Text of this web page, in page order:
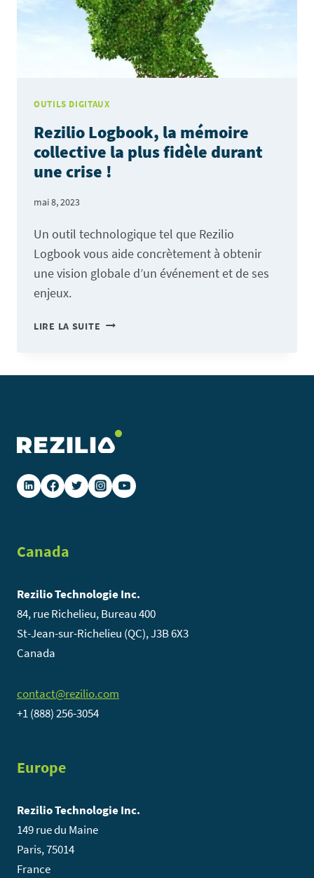
OUTILS DIGITAUX
Rezilio Logbook, la mémoire
collective la plus fidèle durant
une crise !
mai 8, 2023
Un outil technologique tel que Rezilio
Logbook vous aide concrètement à obtenir
une vision globale d’un événement et de ses
enjeux.
LIRE LA SUITE REZILIO
PLUS
DURANT
UNE
Canada
Rezilio Technologie Inc.
84, rue Richelieu, Bureau 400
St-Jean-sur-Richelieu (QC), J3B 6X3
Canada
contact@rezilio.com
+1 (888) 256-3054
Europe
Rezilio Technologie Inc.
149 rue du Maine
Paris, 75014
France